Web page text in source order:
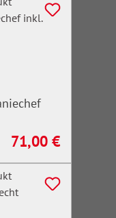
Regulärer Preis:
71,00 €